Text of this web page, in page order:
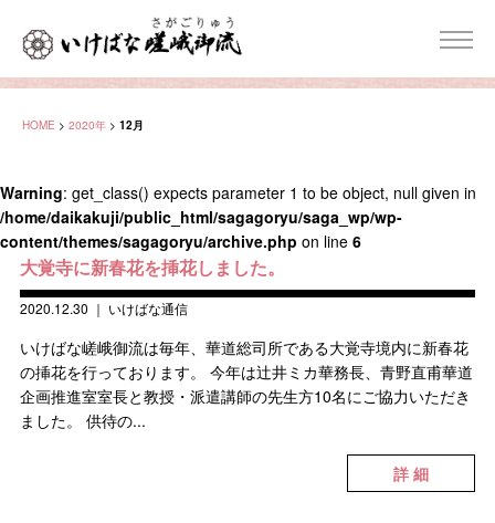
HOME > 2020年 > 12月
Warning: get_class() expects parameter 1 to be object, null given in
/home/daikakuji/public_html/sagagoryu/saga_wp/wp-
content/themes/sagagoryu/archive.php on line 6
大覚寺に新春花を挿花しました。
2020.12.30 ｜ いけばな通信
いけばな嵯峨御流は毎年、華道総司所である大覚寺境内に新春花
の挿花を行っております。 今年は辻󠄀井ミカ華務長、青野直甫華道
企画推進室室長と教授・派遣講師の先生方10名にご協力いただき
ました。 供待の...
詳 細